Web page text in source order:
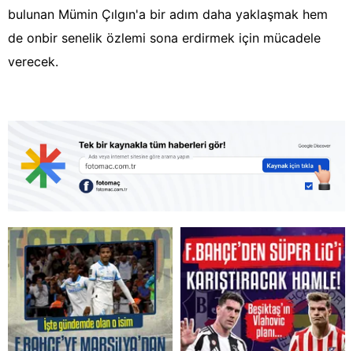
bulunan Mümin Çılgın'a bir adım daha yaklaşmak hem
de onbir senelik özlemi sona erdirmek için mücadele
verecek.